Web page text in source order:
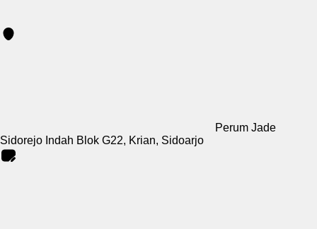
Perum Jade
Sidorejo Indah Blok G22, Krian, Sidoarjo